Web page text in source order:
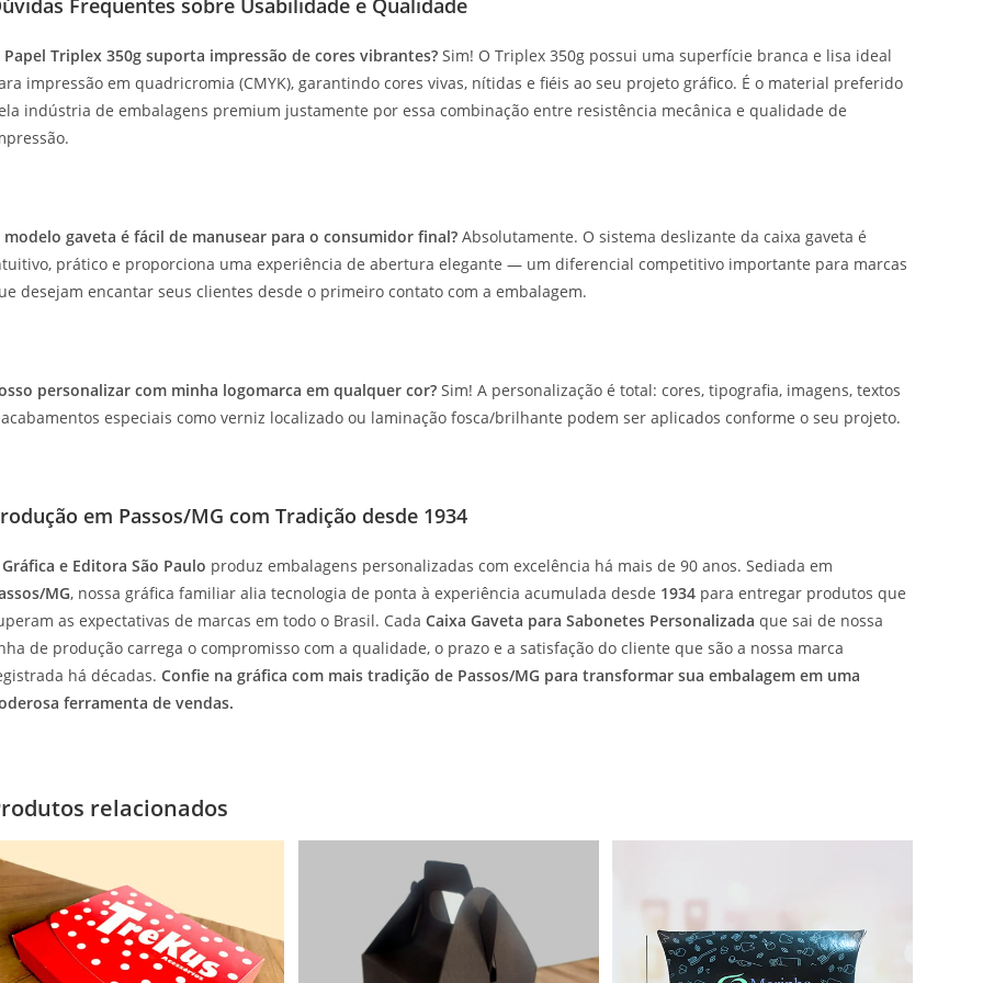
Frequentes sobre Usabilidade e Qualidade
Papel Triplex 350g suporta impressão de cores vibrantes?Sim! O Triplex 350g possui uma superfície branca e lisa ideal
impressão em quadricromia (CMYK), garantindo cores vivas, nítidas e fiéis ao seu projeto gráfico. É o material preferido
indústria de embalagens premium justamente por essa combinação entre resistência mecânica e qualidade de
modelo gaveta é fácil de manusear para o consumidor final?Absolutamente. O sistema deslizante da caixa gaveta é
prático e proporciona uma experiência de abertura elegante — um diferencial competitivo importante para marcas
desejam encantar seus clientes desde o primeiro contato com a embalagem.
personalizar com minha logomarca em qualquer cor?Sim! A personalização é total: cores, tipografia, imagens, textos
especiais como verniz localizado ou laminação fosca/brilhante podem ser aplicados conforme o seu projeto.
em Passos/MG com Tradição desde 1934
Gráfica e Editora São Paulo produz embalagens personalizadas com excelência há mais de 90 anos. Sediada em
MG, nossa gráfica familiar alia tecnologia de ponta à experiência acumulada desde 1934para entregar produtos que
as expectativas de marcas em todo o Brasil. Cada Caixa Gaveta para Sabonetes Personalizada que sai de nossa
de produção carrega o compromisso com a qualidade, o prazo e a satisfação do cliente que são a nossa marca
há décadas. Confie na gráfica com mais tradição de Passos/MG para transformar sua embalagem em uma
ferramenta de vendas.
relacionados